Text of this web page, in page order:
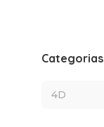
Categorias